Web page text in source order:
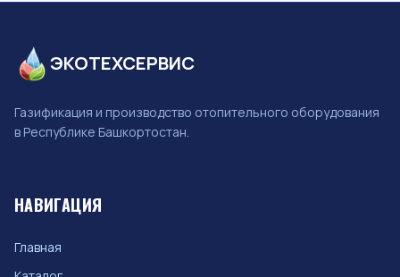
ЭКОТЕХСЕРВИС
Газификация и производство отопительного оборудования
в Республике Башкортостан.
НАВИГАЦИЯ
Главная